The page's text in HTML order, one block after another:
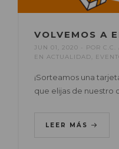
VOLVEMOS A
JUN 01, 2020 POR C.C.
EN ACTUALIDAD
¡Sorteamos una
que elijas de nuestro
LEER MÁS